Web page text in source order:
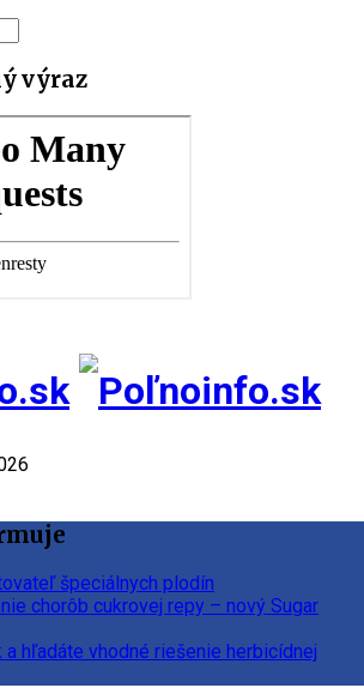
výraz
špeciálnych plodín
chorôb cukrovej repy – nový Sugar
hľadáte vhodné riešenie herbicídnej